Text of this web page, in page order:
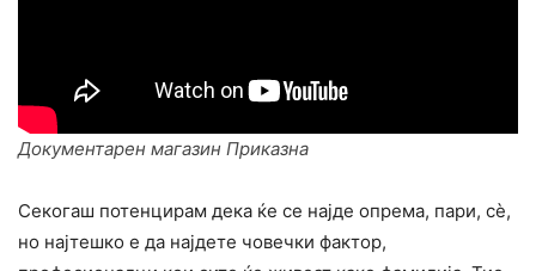
Документарен магазин Приказна
Секогаш потенцирам дека ќе се најде опрема, пари, сè,
но најтешко е да најдете човечки фактор,